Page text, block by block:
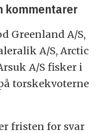
kommentarer
Greenland A/S,
A/S, Arctic
A/S fisker i
torskekvoterne
fristen for svar